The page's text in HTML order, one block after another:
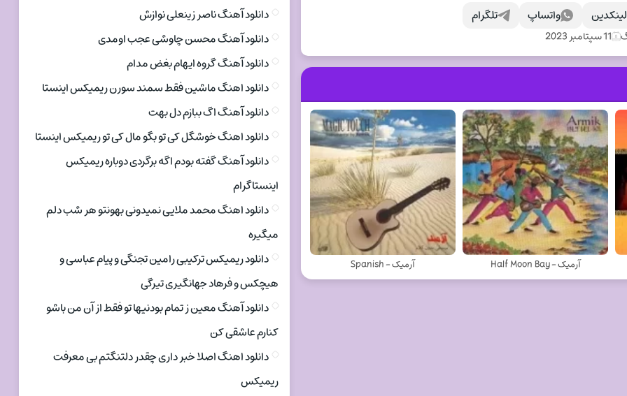
تلگرام واتساپ لینکدین
11 سپتامبر 2023
آرمیک - Half Moon Bay آرمیک - Spanish
دانلود آهنگ ناصر زینعلی نوازش
دانلود آهنگ محسن چاوشی عجب اومدی
دانلود آهنگ گروه ایهام بغض مدام
دانلود اهنگ ماشین فقط سمند سورن ریمیکس اینستا
دانلود آهنگ اگ ببازم دل بهت
دانلود اهنگ خوشگل کی تو بگو مال کی تو ریمیکس اینستا
دانلود آهنگ گفته بودم اگه برگردی دوباره ریمیکس
اینستاگرام
دانلود اهنگ محمد ملایی نمیدونی بهونتو هر شب دلم
میگیره
دانلود ریمیکس ترکیبی رامین تجنگی و پیام عباسی و
هیچکس و فرهاد جهانگیری تیرگی
دانلود آهنگ معین ز تمام بودنیها تو فقط از آن من باشو
کنارم عاشقی کن
دانلود اهنگ اصلا خبر داری چقدر دلتنگتم بی معرفت
ریمیکس